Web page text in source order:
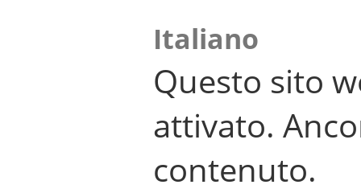
Italiano
Questo sito
attivato.
contenuto.